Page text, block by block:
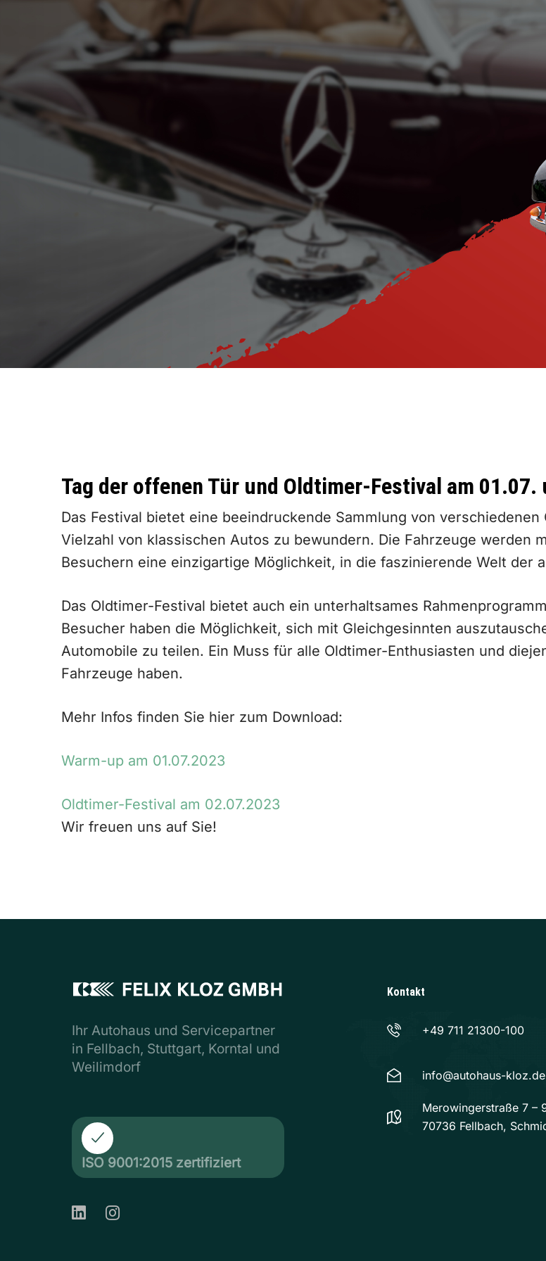
Tag der offenen Tür und Oldtimer-Festival am 01.07.
Das Festival bietet eine beeindruckende Sammlung von
Vielzahl von klassischen Autos zu bewundern. Die Fahrzeuge werden
Besuchern eine einzigartige Möglichkeit, in die faszinierende Welt der
Das Oldtimer-Festival bietet auch ein unterhaltsames
Besucher haben die Möglichkeit, sich mit Gleichgesinnten
Automobile zu teilen. Ein Muss für alle Oldtimer-Enthusiasten und
Fahrzeuge haben.
Mehr Infos finden Sie hier zum Download:
Warm-up am 01.07.2023
Oldtimer-Festival am 02.07.2023
Wir freuen uns auf Sie!
Ihr Autohaus und Servicepartner
in Fellbach, Stuttgart, Korntal und
Weilimdorf
ISO 9001:2015 zertifiziert
Kontakt
+49 711 21300-100
info@autohaus-kloz.de
Merowingerstraße 7 –
70736 Fellbach,